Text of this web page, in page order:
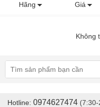
Hãng Giá
Không
Hotline: 0974627474